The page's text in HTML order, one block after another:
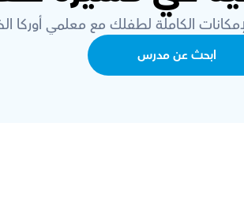
الكاملة لطفلك مع معلمي أوركا
ابحث عن مدرس